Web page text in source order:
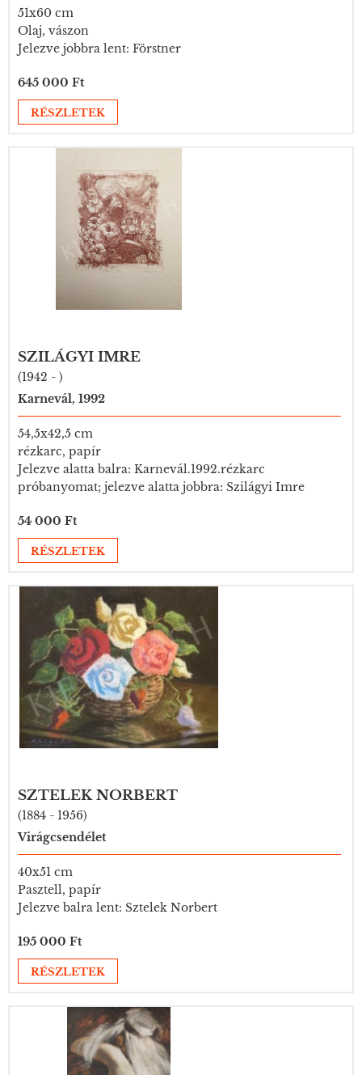
51x60 cm
Olaj, vászon
Jelezve jobbra lent: Förstner
645 000 Ft
RÉSZLETEK
SZILÁGYI IMRE
(1942 - )
Karnevál, 1992
54,5x42,5 cm
rézkarc, papír
Jelezve alatta balra: Karnevál.1992.rézkarc
próbanyomat; jelezve alatta jobbra: Szilágyi Imre
54 000 Ft
RÉSZLETEK
SZTELEK NORBERT
(1884 - 1956)
Virágcsendélet
40x51 cm
Pasztell, papír
Jelezve balra lent: Sztelek Norbert
195 000 Ft
RÉSZLETEK